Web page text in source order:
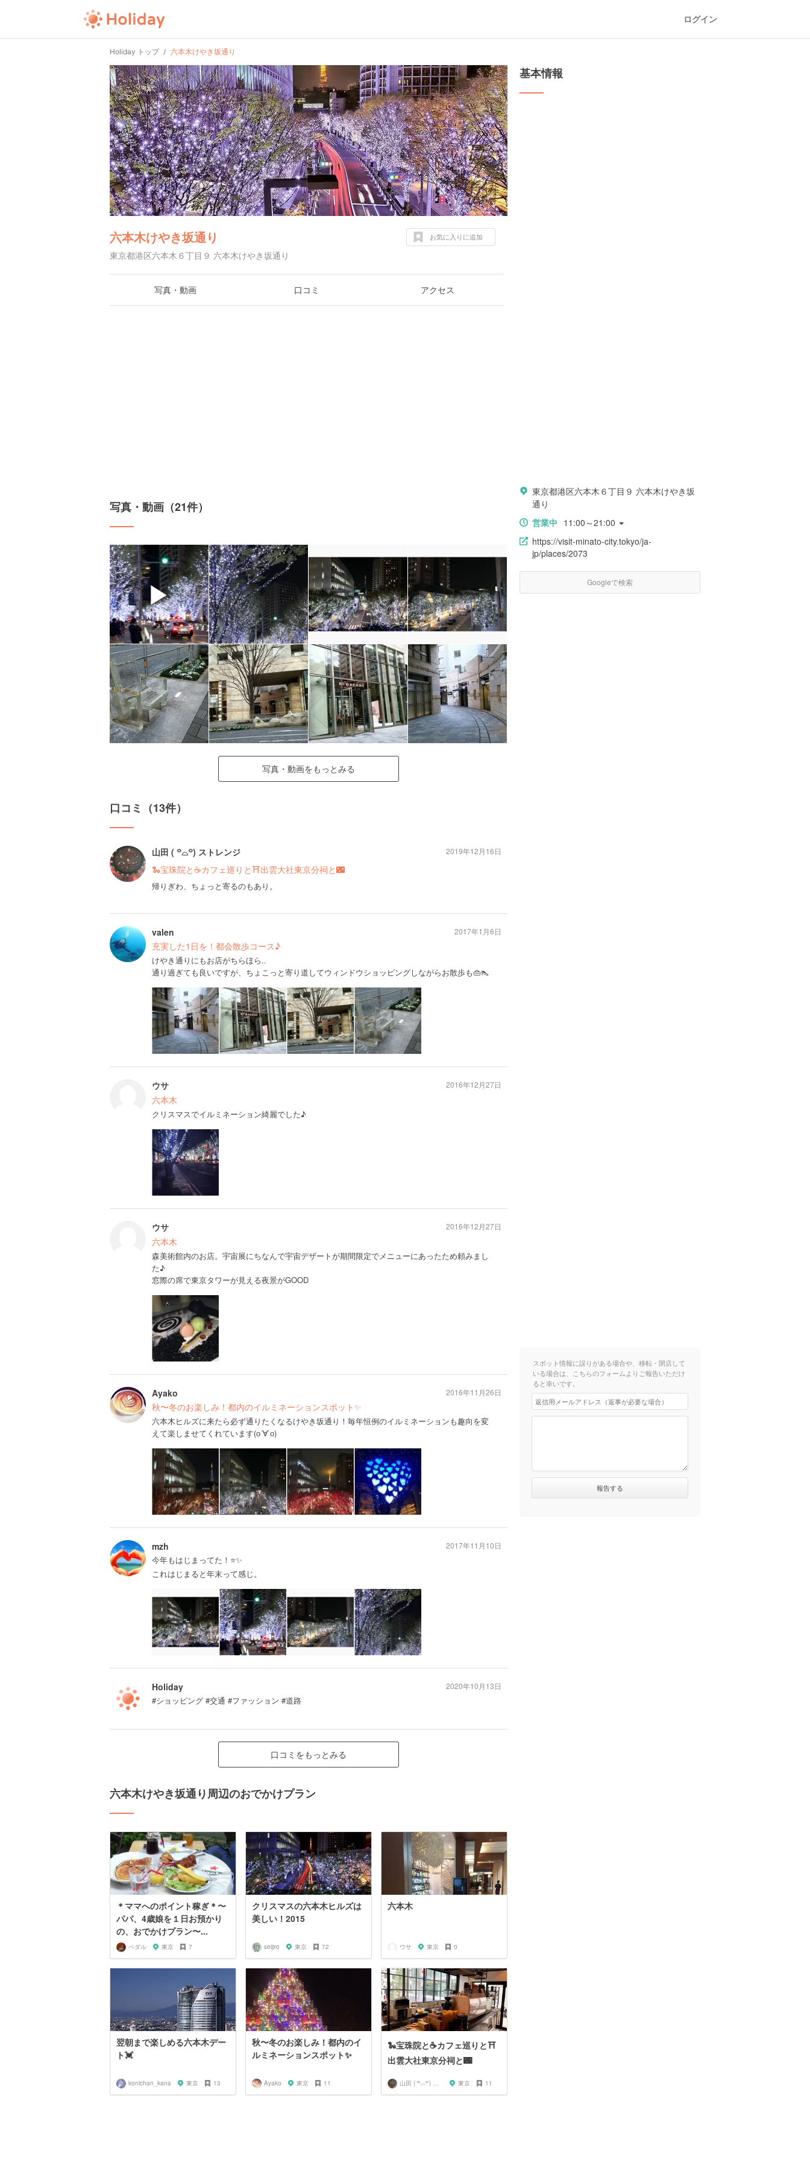
ログイン
Holiday トップ 六本木けやき坂通り
六本木けやき坂通り
東京都港区六本木６丁目９ 六本木けやき坂通り
お気に入りに追加
写真・動画 口コミ アクセス
写真・動画（21件）
▶
写真・動画をもっとみる
口コミ（13件）
山田 ( ꒪⌓꒪) ストレンジ
🐍宝珠院と☕️カフェ巡りと⛩出雲大社東京分祠と🌃
帰りぎわ、ちょっと寄るのもあり。
2019年12月16日
valen
充実した1日を！都会散歩コース♪
けやき通りにもお店がちらほら..
通り過ぎても良いですが、ちょこっと寄り道してウィンドウショッピングしながらお散歩も👜👠
2017年1月6日
ウサ
六本木
クリスマスでイルミネーション綺麗でした♪
2016年12月27日
ウサ
六本木
森美術館内のお店。宇宙展にちなんで宇宙デザートが期間限定でメニューにあったため頼みまし
た♪
窓際の席で東京タワーが見える夜景がGOOD
2016年12月27日
Ayako
秋〜冬のお楽しみ！都内のイルミネーションスポット✨
六本木ヒルズに来たら必ず通りたくなるけやき坂通り！毎年恒例のイルミネーションも趣向を変
えて楽しませてくれています(о´∀`о)
2016年11月26日
mzh
今年もはじまってた！⭐️✨
これはじまると年末って感じ。
2017年11月10日
Holiday
#ショッピング #交通 #ファッション #道路
2020年10月13日
口コミをもっとみる
六本木けやき坂通り周辺のおでかけプラン
＊ママへのポイント稼ぎ＊〜
パパ、4歳娘を１日お預かり
の、おでかけプラン〜...
ペダル 東京 7
クリスマスの六本木ヒルズは
美しい！2015
seijiro 東京 72
六本木
ウサ 東京 0
翌朝まで楽しめる六本木デー
ト💓
konichan_kana 東京 13
秋〜冬のお楽しみ！都内のイ
ルミネーションスポット✨
Ayako 東京 11
🐍宝珠院と☕️カフェ巡りと⛩
出雲大社東京分祠と🌃
山田 ( ꒪⌓꒪) ストレンジ 東京 11
基本情報
東京都港区六本木６丁目９ 六本木けやき坂
通り
営業中 11:00～21:00
https://visit-minato-city.tokyo/ja-
jp/places/2073
Googleで検索
スポット情報に誤りがある場合や、移転・閉店して
いる場合は、こちらのフォームよりご報告いただけ
ると幸いです。